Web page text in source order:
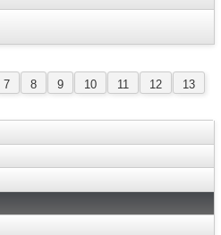
7 8 9 10 11 12
13